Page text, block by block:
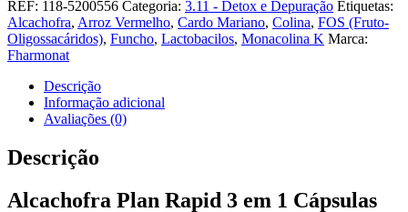
Plan
Rapid
3
em
Cápsulas
REF: 118-5200556 Categoria: 3.11 - Detox e Depuração Etiquetas:
Alcachofra, Arroz Vermelho, Cardo Mariano, Colina, FOS (Fruto-
Oligossacáridos), Funcho, Lactobacilos, Monacolina K Marca:
Fharmonat
Descrição
Informação adicional
Avaliações (0)
Descrição
Alcachofra Plan Rapid 3 em 1 Cápsulas